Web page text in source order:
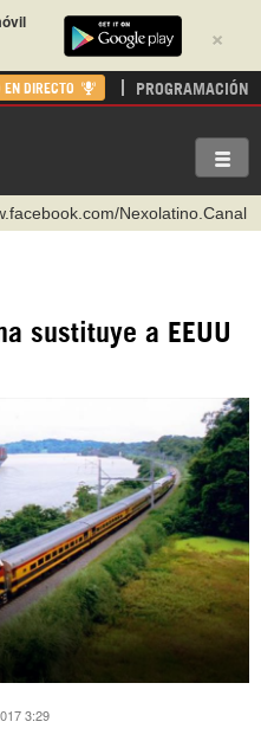
×
EN DIRECTO PROGRAMACIÓN
Nexolatino.Canal
hispantvcanal
c/hispantv
hispan_tv
sustituye a EEUU
3:29